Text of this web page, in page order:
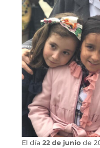
El día 22 de juniode